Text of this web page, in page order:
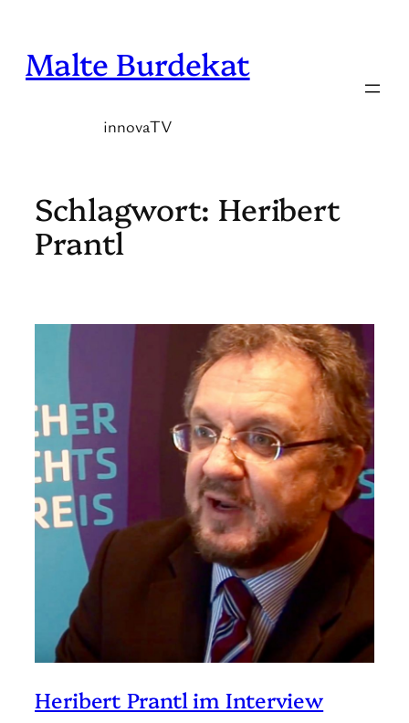
springen
Malte Burdekat
innovaTV
Schlagwort: Heribert
Prantl
Heribert Prantl im Interview